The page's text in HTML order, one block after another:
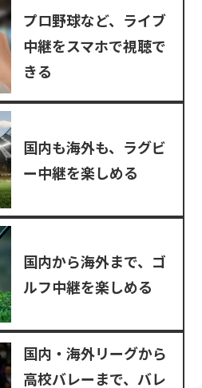
プロ野球など、ライブ
中継をスマホで視聴で
きる
国内も海外も、ラグビ
ー中継を楽しめる
国内から海外まで、ゴ
ルフ中継を楽しめる
国内・海外リーグから
高校バレーまで、バレ